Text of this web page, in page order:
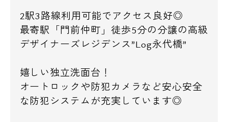
2駅3路線利用可能でアクセス良好◎
最寄駅「門前仲町」徒歩5分の分譲の高級
デザイナーズレジデンス”Log永代橋”
嬉しい独立洗面台！
オートロックや防犯カメラなど安心安全
な防犯システムが充実しています◎